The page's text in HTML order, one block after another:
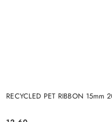
RECYCLED PET RIBBON 15mm